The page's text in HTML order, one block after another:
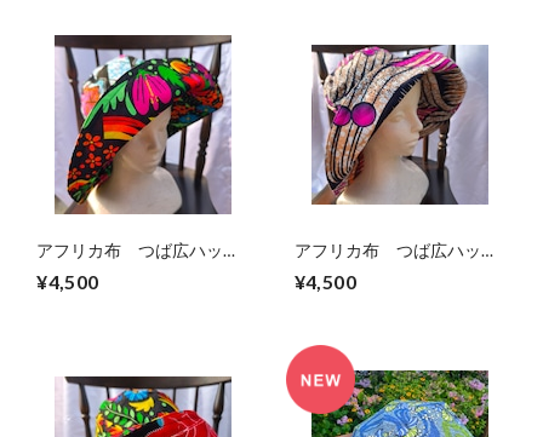
アフリカ布 つば広ハット
/ 日よけ帽子【リバーシブ
ル】（サイズ約59cm）
¥4,500
アフリカ布 つば広ハット
/ 日よけ帽子（サイズ約
59cm）
¥4,500